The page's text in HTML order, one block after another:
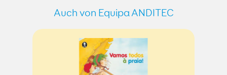
Auch von Equipa ANDITEC